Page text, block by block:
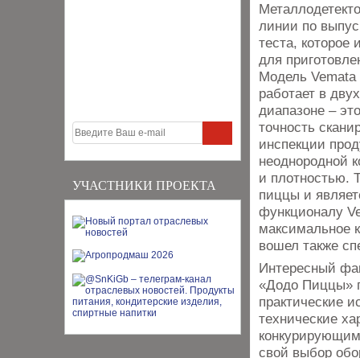
УЧАСТНИКИ ПРОЕКТА
линии по
теста, которое
для
Модель Vemata
работает в
диапазоне –
точность
инспекции
неоднородной
и плотностью.
пиццы и
функционалу
максимальное
вошел также
Интересный
«Додо Пиццы»
практические
технические
свой выбор